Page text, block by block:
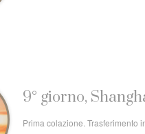
9° giorno,
Prima colazione. Trasferimento